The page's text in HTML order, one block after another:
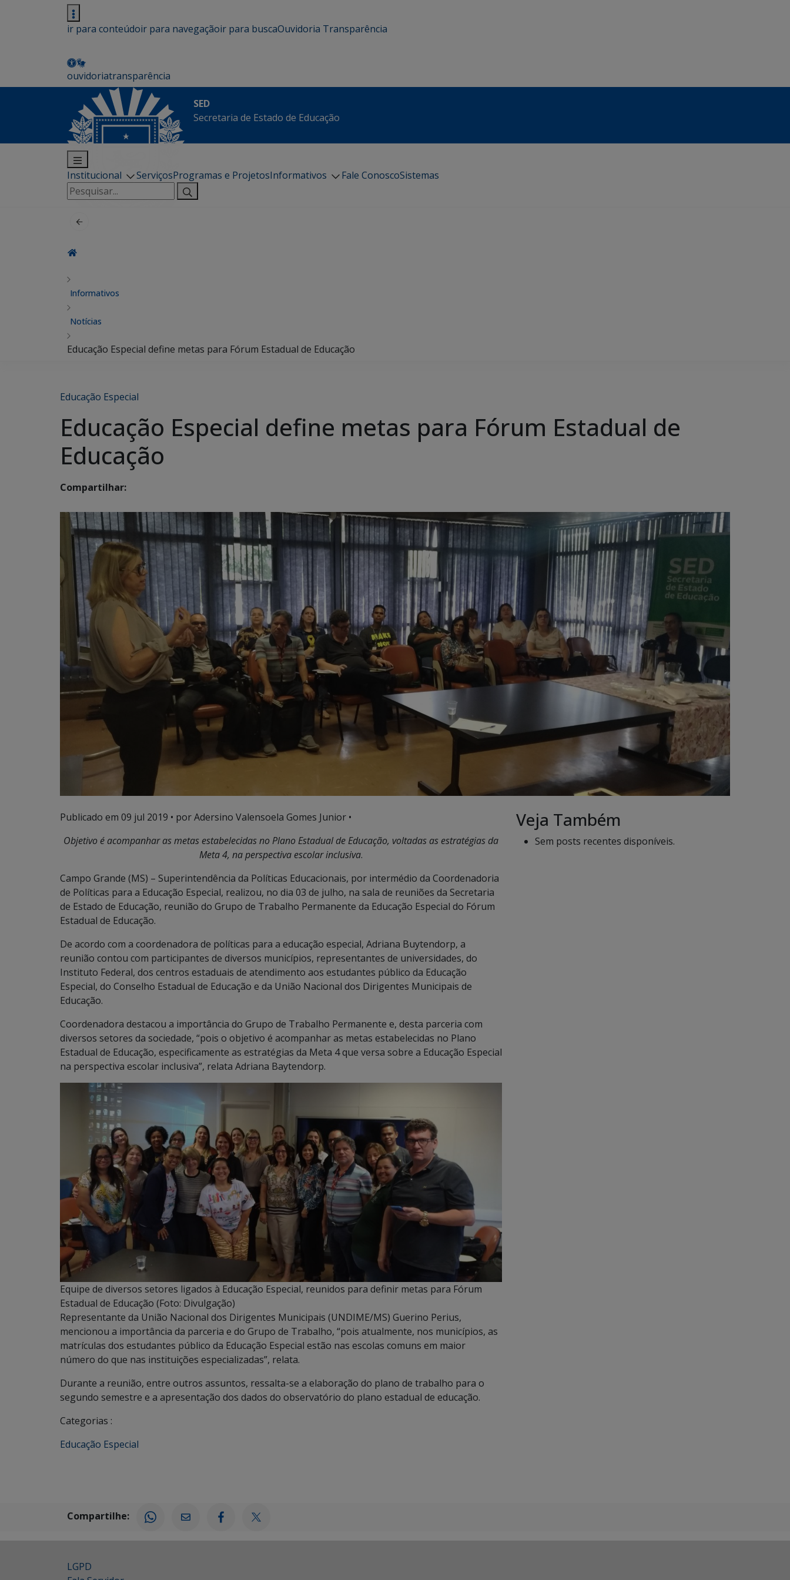
ir para conteúdoir para navegaçãoir para buscaOuvidoria Transparência
ouvidoriatransparência
SED
Secretaria de Estado de Educação
Institucional ServiçosProgramas e ProjetosInformativos Fale ConoscoSistemas
Pesquisar
por:
Informativos
Notícias
Educação Especial define metas para Fórum Estadual de Educação
Educação Especial
Educação Especial define metas para Fórum Estadual de
Educação
Compartilhar:
Publicado em 09 jul 2019 • por Adersino Valensoela Gomes Junior •
Objetivo é acompanhar as metas estabelecidas no Plano Estadual de Educação, voltadas as estratégias da
Meta 4, na perspectiva escolar inclusiva.
Campo Grande (MS) – Superintendência da Políticas Educacionais, por intermédio da Coordenadoria
de Políticas para a Educação Especial, realizou, no dia 03 de julho, na sala de reuniões da Secretaria
de Estado de Educação, reunião do Grupo de Trabalho Permanente da Educação Especial do Fórum
Estadual de Educação.
De acordo com a coordenadora de políticas para a educação especial, Adriana Buytendorp, a
reunião contou com participantes de diversos municípios, representantes de universidades, do
Instituto Federal, dos centros estaduais de atendimento aos estudantes público da Educação
Especial, do Conselho Estadual de Educação e da União Nacional dos Dirigentes Municipais de
Educação.
Coordenadora destacou a importância do Grupo de Trabalho Permanente e, desta parceria com
diversos setores da sociedade, “pois o objetivo é acompanhar as metas estabelecidas no Plano
Estadual de Educação, especificamente as estratégias da Meta 4 que versa sobre a Educação Especial
na perspectiva escolar inclusiva”, relata Adriana Baytendorp.
Equipe de diversos setores ligados à Educação Especial, reunidos para definir metas para Fórum
Estadual de Educação (Foto: Divulgação)
Representante da União Nacional dos Dirigentes Municipais (UNDIME/MS) Guerino Perius,
mencionou a importância da parceria e do Grupo de Trabalho, “pois atualmente, nos municípios, as
matrículas dos estudantes público da Educação Especial estão nas escolas comuns em maior
número do que nas instituições especializadas”, relata.
Durante a reunião, entre outros assuntos, ressalta-se a elaboração do plano de trabalho para o
segundo semestre e a apresentação dos dados do observatório do plano estadual de educação.
Categorias :
Educação Especial
Veja Também
Sem posts recentes disponíveis.
Compartilhe:
LGPD